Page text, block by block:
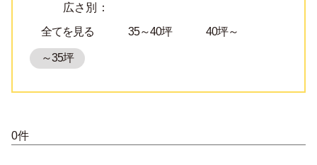
広さ別：
全てを見る
35～40坪 40坪～
～35坪
0件